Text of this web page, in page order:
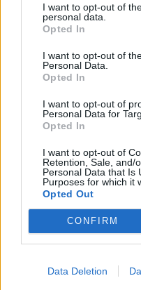
I want to opt-out of
personal data.
Opted In
I want to opt-out of
Personal Data.
Opted In
I want to opt-out of
Personal Data for
Opted In
I want to opt-out of
Retention, Sale, and/
Personal Data that Is
Purposes for which it
Opted Out
CONFIRM
Data Deletion
Papież: w św. Agacie
śmiercią
Popularne